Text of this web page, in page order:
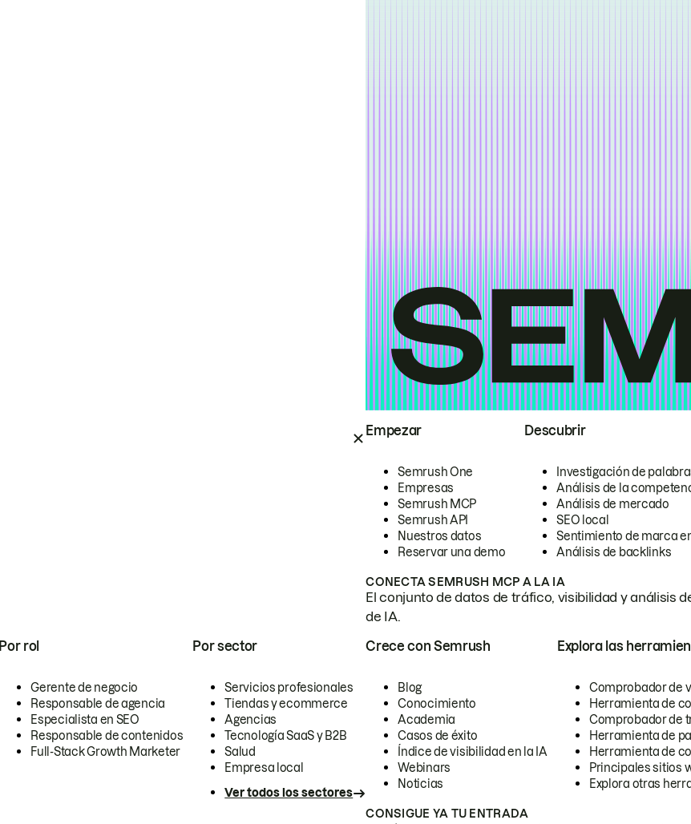
Empezar
Semrush One
Empresas
Semrush MCP
Semrush API
Nuestros datos
Reservar una demo
Descubrir
Investigación de
Análisis de la
Análisis de mercado
SEO local
Sentimiento de marca
Análisis de backlinks
CONECTA SEMRUSH MCP A LA IA
El conjunto de datos de tráfico, visibilidad y análisis
de IA.
Por rol
Gerente de negocio
Responsable de agencia
Especialista en SEO
Responsable de contenidos
Full-Stack Growth Marketer
Por sector
Servicios profesionales
Tiendas y ecommerce
Agencias
Tecnología SaaS y B2B
Salud
Empresa local
Ver todos los sectores
Crece con Semrush
Blog
Conocimiento
Academia
Casos de éxito
Índice de visibilidad en la IA
Webinars
Noticias
Explora las
Comprobador de
Herramienta de
Comprobador de
Herramienta de
Herramienta de
Principales sitios
Explora otras
CONSIGUE YA TU ENTRADA